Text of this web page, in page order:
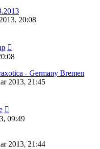
20:08
- Germany Bremen
2013, 21:45
09:49
2013, 21:44